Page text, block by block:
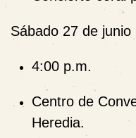
Sábado 27 de junio
4:00 p.m.
Centro de
Heredia.